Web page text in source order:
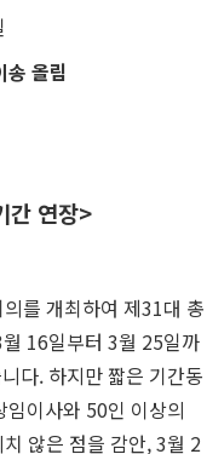
송 올림
간 연장>
를 개최하여 제31대 총
16일부터 3월 25일까
다. 하지만 짧은 기간동
임이사와 50인 이상의
않은 점을 감안, 3월 2